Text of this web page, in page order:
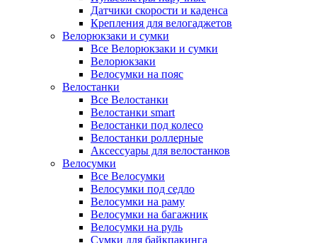
Датчики скорости и каденса
Крепления для велогаджетов
Велорюкзаки и сумки
Все Велорюкзаки и сумки
Велорюкзаки
Велосумки на пояс
Велостанки
Все Велостанки
Велостанки smart
Велостанки под колесо
Велостанки роллерные
Аксессуары для велостанков
Велосумки
Все Велосумки
Велосумки под седло
Велосумки на раму
Велосумки на багажник
Велосумки на руль
Сумки для байкпакинга